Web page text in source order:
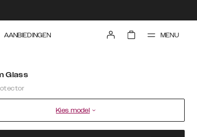
AANBIEDINGEN MENU
Glass
Kies model